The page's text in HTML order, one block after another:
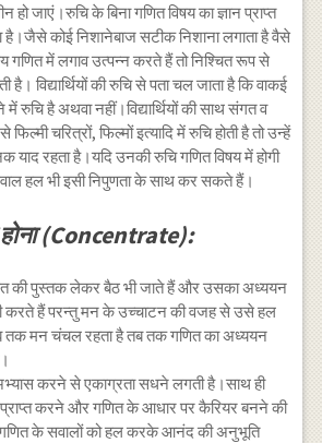
जाएं।रुचि के बिना गणित विषय का ज्ञान प्राप्त
है।जैसे कोई निशानेबाज सटीक निशाना लगाता है वैसे
गणित में लगाव उत्पन्न करते हैं तो निश्चित रूप से
विद्यार्थियों की रुचि से पता चल जाता है कि वाकई
रुचि है अथवा नहीं।विद्यार्थियों की साथ संगत व
चरित्रों, फिल्मों इत्यादि में रुचि होती है तो उन्हें
याद रहता है।यदि उनकी रुचि गणित विषय में होगी
हल भी इसी निपुणता के साथ कर सकते हैं।
(Concentrate):
की पुस्तक लेकर बैठ भी जाते हैं और उसका अध्ययन
करते हैं परन्तु मन के उच्चाटन की वजह से उसे हल
तक मन चंचल रहता है तब तक गणित का अध्ययन
करने से एकाग्रता सधने लगती है।साथ ही
करने और गणित के आधार पर कैरियर बनने की
के सवालों को हल करके आनंद की अनुभूति